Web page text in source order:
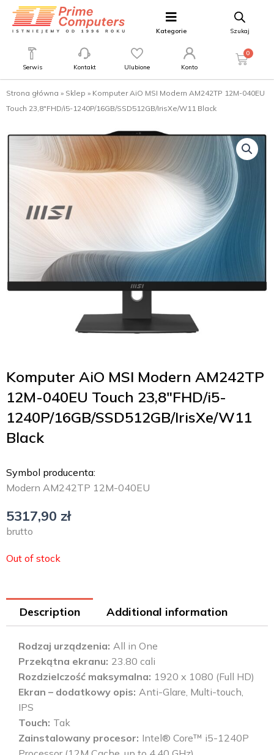
Kategorie Szukaj
Serwis Kontakt Ulubione Konto
0
Strona główna » Sklep » Komputer AiO MSI Modern AM242TP 12M-040EU
Touch 23,8″FHD/i5-1240P/16GB/SSD512GB/IrisXe/W11 Black
Komputer AiO MSI Modern AM242TP
12M-040EU Touch 23,8″FHD/i5-
1240P/16GB/SSD512GB/IrisXe/W11
Black
Symbol producenta:
Modern AM242TP 12M-040EU
5317,90 zł
brutto
Out of stock
Description Additional information
Rodzaj urządzenia All in One
Przekątna ekranu 23.80 cali
Rozdzielczość maksymalna 1920 x 1080 (Full HD)
Ekran – dodatkowy opis Anti-Glare, Multi-touch,
IPS
Touch Tak
Zainstalowany procesor Intel® Core™ i5-1240P